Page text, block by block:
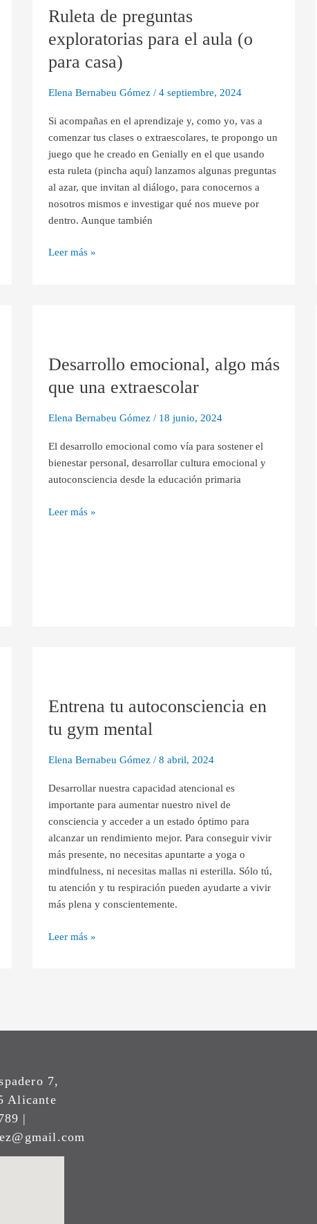
Ruleta de preguntas
exploratorias para el aula (o
para casa)
Elena Bernabeu Gómez / 4 septiembre, 2024
Si acompañas en el aprendizaje y, como yo, vas a
comenzar tus clases o extraescolares, te propongo un
juego que he creado en Genially en el que usando
esta ruleta (pincha aquí) lanzamos algunas preguntas
al azar, que invitan al diálogo, para conocernos a
nosotros mismos e investigar qué nos mueve por
dentro. Aunque también
preguntas
exploratorias
para
el
(o
Leer más »
Desarrollo emocional, algo más
que una extraescolar
Elena Bernabeu Gómez / 18 junio, 2024
El desarrollo emocional como vía para sostener el
bienestar personal, desarrollar cultura emocional y
autoconsciencia desde la educación primaria
algo
que
Leer más »
Entrena tu autoconsciencia en
tu gym mental
Elena Bernabeu Gómez / 8 abril, 2024
Desarrollar nuestra capacidad atencional es
importante para aumentar nuestro nivel de
consciencia y acceder a un estado óptimo para
alcanzar un rendimiento mejor. Para conseguir vivir
más presente, no necesitas apuntarte a yoga o
mindfulness, ni necesitas mallas ni esterilla. Sólo tú,
tu atención y tu respiración pueden ayudarte a vivir
más plena y conscientemente.
autoconsciencia
tu
Leer más »
7,
Alicante
|